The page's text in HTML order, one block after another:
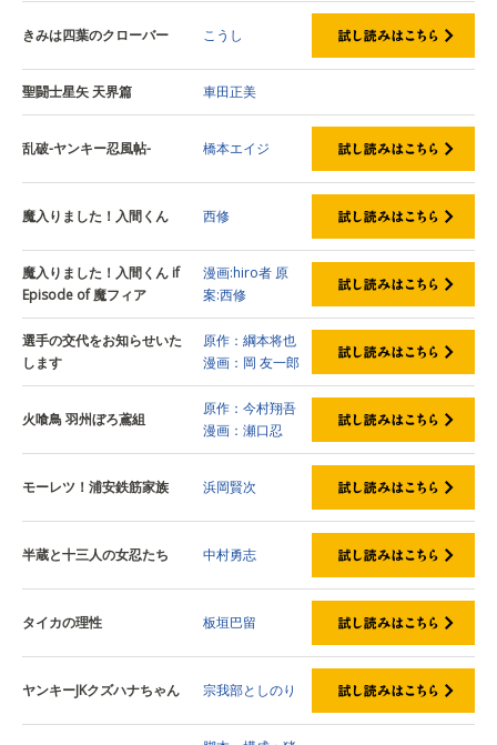
きみは四葉のクローバー こうし
聖闘士星矢 天界篇 車田正美
乱破-ヤンキー忍風帖- 橋本エイジ
魔入りました！入間くん 西修
魔入りました！入間くん if
Episode of 魔フィア
漫画:hiro者 原
案:西修
選手の交代をお知らせいた
します
原作：綱本将也
漫画：岡 友一郎
火喰鳥 羽州ぼろ鳶組
原作：今村翔吾
漫画：瀬口忍
モーレツ！浦安鉄筋家族 浜岡賢次
半蔵と十三人の女忍たち 中村勇志
タイカの理性 板垣巴留
ヤンキーJKクズハナちゃん 宗我部としのり